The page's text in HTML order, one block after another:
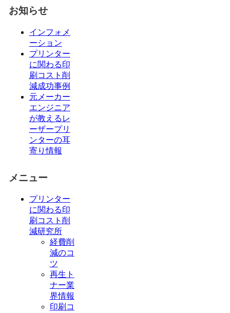
お知らせ
インフォメ
ーション
プリンター
に関わる印
刷コスト削
減成功事例
元メーカー
エンジニア
が教えるレ
ーザープリ
ンターの耳
寄り情報
メニュー
プリンター
に関わる印
刷コスト削
減研究所
経費削
減のコ
ツ
再生ト
ナー業
界情報
印刷コ